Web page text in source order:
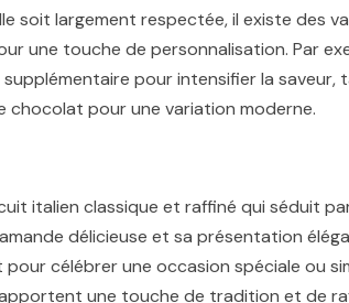
soit largement respectée, il existe des
une touche de personnalisation. Par
supplémentaire pour intensifier la
pour une variation moderne.
italien classique et raffiné qui séduit
délicieuse et sa présentation
célébrer une occasion spéciale ou
apportent une touche de tradition et de